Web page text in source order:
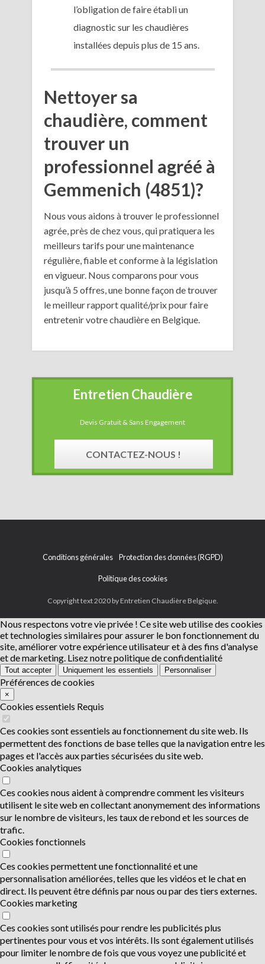
l’obligation de faire établi un
diagnostic sur les chaudières
installées depuis plus de 15 ans.
Nettoyer sa
chaudière, comment
trouver un
professionnel agréé à
Gemmenich (4851)?
Nous vous aidons à trouver le professionnel
agrée, près de chez vous, qui pratiquera les
meilleurs tarifs pour une maintenance
régulière, fiable et conforme à la législation
en vigueur. Nous comparons pour vous
jusqu’à 5 offres, une bonne façon de trouver
le meilleur rapport qualité/prix pour faire
entretenir votre chaudière en Belgique.
Entretien Chaudière
Devis Gratuit & Sans Engagement
CONTACTEZ-NOUS !
Conditions générales Protection des données (RGPD)
Politique des cookies
Copyright text 2020 by Entretien Chaudière Belgique.
Nous respectons votre vie privée ! Ce site web utilise des cookies
et technologies similaires pour assurer le bon fonctionnement du
site, améliorer votre expérience utilisateur et à des fins d'analyse
et de marketing. Lisez notre politique de confidentialité
Tout accepter Uniquement les essentiels Personnaliser
Préférences de cookies
×
Cookies essentiels Requis
Ces cookies sont essentiels au fonctionnement du site web. Ils
permettent des fonctions de base telles que la navigation entre les
pages et l'accès aux parties sécurisées du site web.
Cookies analytiques
Ces cookies nous aident à comprendre comment les visiteurs
utilisent le site web en collectant anonymement des informations
sur le nombre de visiteurs, les taux de rebond et les sources de
trafic.
Cookies fonctionnels
Ces cookies permettent une fonctionnalité et une
personnalisation améliorées, telles que les vidéos et le chat en
direct. Ils peuvent être définis par nous ou par des tiers externes.
Cookies marketing
Ces cookies sont utilisés pour rendre les publicités plus
pertinentes pour vous et vos intérêts. Ils sont également utilisés
pour limiter le nombre de fois que vous voyez une publicité et